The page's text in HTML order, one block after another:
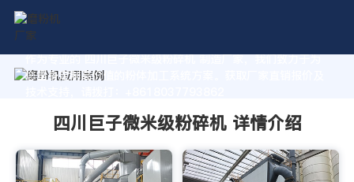
作为专业的 四川巨子微米级粉碎机 制造厂家，我们致力于为
您量身定制高价值的粉体加工系统方案。获取厂家直销报价及
四川巨子微米级粉碎机 详情介绍